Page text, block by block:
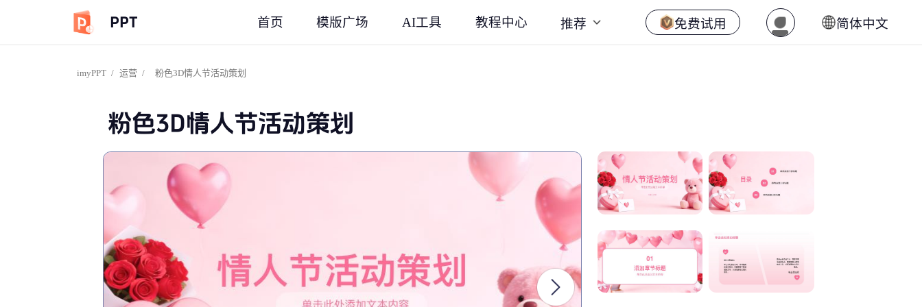
PPT 首页 模版广场 AI工具 教程中心 推荐 免费试用 简体中文
imyPPT / 运营 / 粉色3D情人节活动策划
粉色3D情人节活动策划